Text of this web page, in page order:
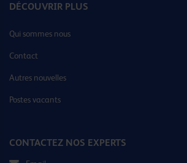
DÉCOUVRIR PLUS
Qui sommes nous
Contact
Autres nouvelles
Postes vacants
CONTACTEZ NOS EXPERTS